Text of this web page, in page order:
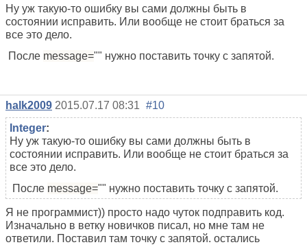
Ну уж такую-то ошибку вы сами должны быть в
состоянии исправить. Или вообще не стоит браться за
все это дело.
После message="" нужно поставить точку с запятой.
halk2009 2015.07.17 08:31 #10
Integer:
Ну уж такую-то ошибку вы сами должны быть в
состоянии исправить. Или вообще не стоит браться за
все это дело.
После message="" нужно поставить точку с запятой.
Я не программист)) просто надо чуток подправить код.
Изначально в ветку новичков писал, но мне там не
ответили. Поставил там точку с запятой. остались